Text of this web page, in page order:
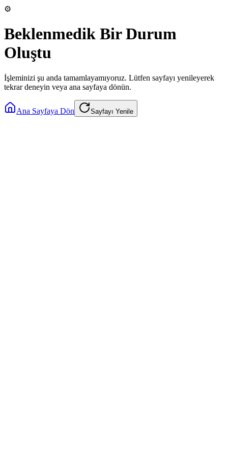
⚙️
Beklenmedik Bir Durum
Oluştu
İşleminizi şu anda tamamlayamıyoruz. Lütfen sayfayı yenileyerek
tekrar deneyin veya ana sayfaya dönün.
Ana Sayfaya Dön Sayfayı Yenile